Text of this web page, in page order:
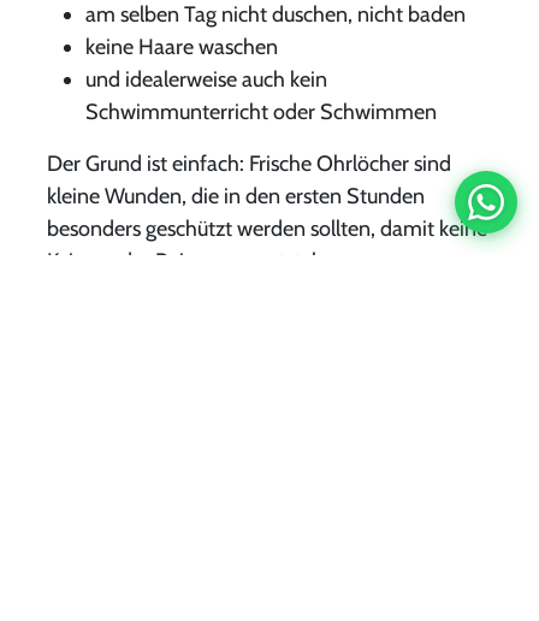
am selben Tag nicht duschen, nicht baden
keine Haare waschen
und idealerweise auch kein
Schwimmunterricht oder Schwimmen
Der Grund ist einfach: Frische Ohrlöcher sind
kleine Wunden, die in den ersten Stunden
besonders geschützt werden sollten, damit keine
Keime oder Reizungen entstehen.